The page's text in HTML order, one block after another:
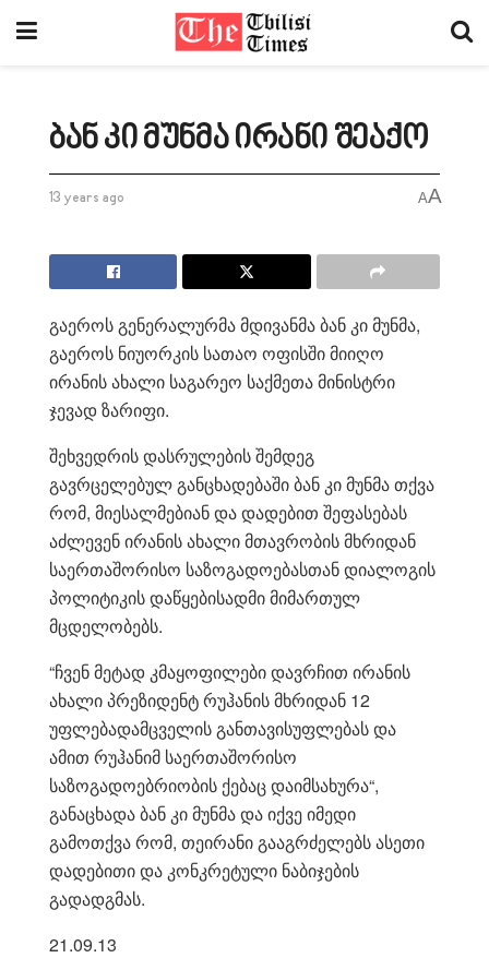
ბან კი მუნმა ირანი შეაქო
13 years ago AA
გაეროს გენერალურმა მდივანმა ბან კი მუნმა,
გაეროს ნიუორკის სათაო ოფისში მიიღო
ირანის ახალი საგარეო საქმეთა მინისტრი
ჯევად ზარიფი.
შეხვედრის დასრულების შემდეგ
გავრცელებულ განცხადებაში ბან კი მუნმა თქვა
რომ, მიესალმებიან და დადებით შეფასებას
აძლევენ ირანის ახალი მთავრობის მხრიდან
საერთაშორისო საზოგადოებასთან დიალოგის
პოლიტიკის დაწყებისადმი მიმართულ
მცდელობებს.
“ჩვენ მეტად კმაყოფილები დავრჩით ირანის
ახალი პრეზიდენტ რუჰანის მხრიდან 12
უფლებადამცველის განთავისუფლებას და
ამით რუჰანიმ საერთაშორისო
საზოგადოებრიობის ქებაც დაიმსახურა“,
განაცხადა ბან კი მუნმა და იქვე იმედი
გამოთქვა რომ, თეირანი გააგრძელებს ასეთი
დადებითი და კონკრეტული ნაბიჯების
გადადგმას.
21.09.13